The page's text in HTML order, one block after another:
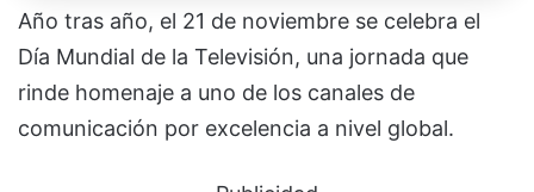
Año tras año, el 21 de noviembre se celebra el
Día Mundial de la Televisión, una jornada que
rinde homenaje a uno de los canales de
comunicación por excelencia a nivel global.